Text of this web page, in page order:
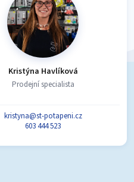
Kristýna Havlíková
Prodejní specialista
kristyna@st-potapeni.cz
603 444 523